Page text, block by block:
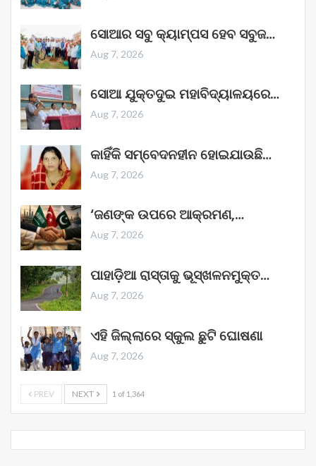
ସୋଆର ସବୁ କ୍ୟାମ୍ପସ ହେବ ସବୁଜ…
Aug 7, 2026
ସୋଆ ଯୁକ୍ତଦୁଇ ମହାବିଦ୍ୟାଳୟରେ…
Aug 7, 2026
କାହିଁକି ସମ୍ବେଦନହୀନ ହୋଇଯାଉଛି…
Aug 7, 2026
‘ଜଣଙ୍କ ଉପରେ ଆକ୍ରମଣ,…
Aug 7, 2026
ପାହାଡ଼ିଆ ରାସ୍ତାକୁ ଭୂସ୍ଖଳନମୁକ୍ତ…
Aug 7, 2026
ଏହି ଜିଲ୍ଲାରେ ସ୍କୁଲ ଛୁଟି ଘୋଷଣା
Aug 7, 2026
PREV NEXT 1 of 1,364